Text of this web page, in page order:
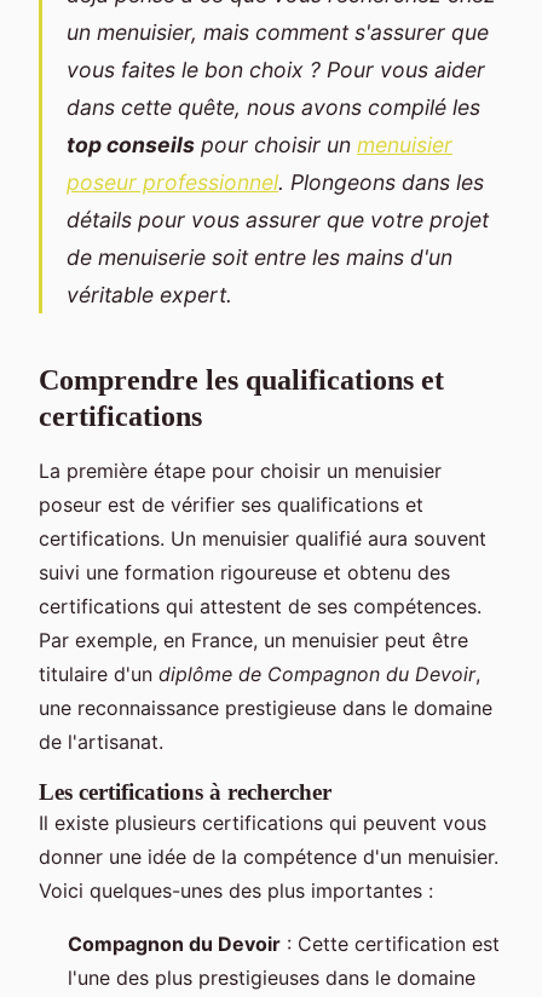
un menuisier, mais comment s'assurer que
vous faites le bon choix ? Pour vous aider
dans cette quête, nous avons compilé les
top conseils pour choisir un menuisier
poseur professionnel. Plongeons dans les
détails pour vous assurer que votre projet
de menuiserie soit entre les mains d'un
véritable expert.
Comprendre les qualifications et
certifications
La première étape pour choisir un menuisier
poseur est de vérifier ses qualifications et
certifications. Un menuisier qualifié aura souvent
suivi une formation rigoureuse et obtenu des
certifications qui attestent de ses compétences.
Par exemple, en France, un menuisier peut être
titulaire d'un diplôme de Compagnon du Devoir,
une reconnaissance prestigieuse dans le domaine
de l'artisanat.
Les certifications à rechercher
Il existe plusieurs certifications qui peuvent vous
donner une idée de la compétence d'un menuisier.
Voici quelques-unes des plus importantes :
Compagnon du Devoir : Cette certification est
l'une des plus prestigieuses dans le domaine